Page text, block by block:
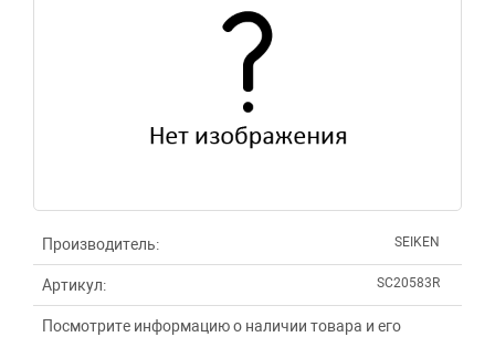
Производитель: SEIKEN
Артикул: SC20583R
Посмотрите информацию о наличии товара и его